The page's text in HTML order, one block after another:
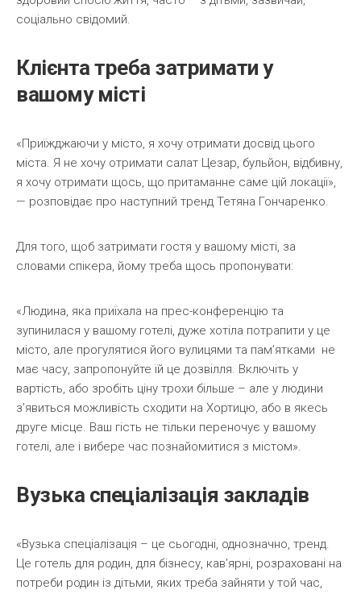
соціально свідомий.
Клієнта треба затримати у
вашому місті
«Приїжджаючи у місто, я хочу отримати досвід цього
міста. Я не хочу отримати салат Цезар, бульйон, відбивну,
я хочу отримати щось, що притаманне саме цій локації»,
— розповідає про наступний тренд Тетяна Гончаренко.
Для того, щоб затримати гостя у вашому місті, за
словами спікера, йому треба щось пропонувати:
«Людина, яка приїхала на прес-конференцію та
зупинилася у вашому готелі, дуже хотіла потрапити у це
місто, але прогулятися його вулицями та пам’ятками не
має часу, запропонуйте їй це дозвілля. Включіть у
вартість, або зробіть ціну трохи більше – але у людини
з’явиться можливість сходити на Хортицю, або в якесь
друге місце. Ваш гість не тільки переночує у вашому
готелі, але і вибере час познайомитися з містом».
Вузька спеціалізація закладів
«Вузька спеціалізація – це сьогодні, однозначно, тренд.
Це готель для родин, для бізнесу, кав’ярні, розраховані на
потреби родин із дітьми, яких треба зайняти у той час,